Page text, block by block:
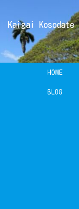
Kaigai Kosodate
HOME
BLOG